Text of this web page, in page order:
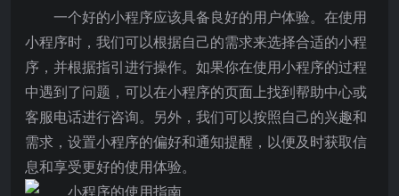
一个好的小程序应该具备良好的用户体验。在使用
小程序时，我们可以根据自己的需求来选择合适的小程
序，并根据指引进行操作。如果你在使用小程序的过程
中遇到了问题，可以在小程序的页面上找到帮助中心或
客服电话进行咨询。另外，我们可以按照自己的兴趣和
需求，设置小程序的偏好和通知提醒，以便及时获取信
息和享受更好的使用体验。